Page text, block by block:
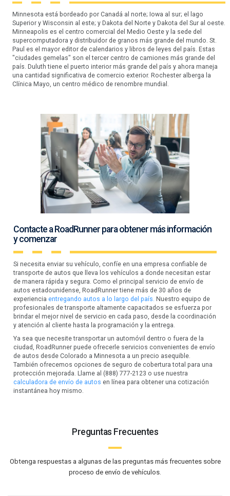
Minnesota está bordeado por Canadá al norte; Iowa al sur; el lago
Superior y Wisconsin al este; y Dakota del Norte y Dakota del Sur al oeste.
Minneapolis es el centro comercial del Medio Oeste y la sede del
supercomputadora y distribuidor de granos más grande del mundo. St.
Paul es el mayor editor de calendarios y libros de leyes del país. Estas
"ciudades gemelas" son el tercer centro de camiones más grande del
país. Duluth tiene el puerto interior más grande del país y ahora maneja
una cantidad significativa de comercio exterior. Rochester alberga la
Clínica Mayo, un centro médico de renombre mundial.
Contacte a RoadRunner para obtener más información
y comenzar
Si necesita enviar su vehículo, confíe en una empresa confiable de
transporte de autos que lleva los vehículos a donde necesitan estar
de manera rápida y segura. Como el principal servicio de envío de
autos estadounidense, RoadRunner tiene más de 30 años de
experienciaentregando autos a lo largo del país. Nuestro equipo de
profesionales de transporte altamente capacitados se esfuerza por
brindar el mejor nivel de servicio en cada paso, desde la coordinación
y atención al cliente hasta la programación y la entrega.
Ya sea que necesite transportar un automóvil dentro o fuera de la
ciudad, RoadRunner puede ofrecerle servicios convenientes de envío
de autos desde Colorado a Minnesota a un precio asequible.
También ofrecemos opciones de seguro de cobertura total para una
protección mejorada. Llame al (888) 777-2123 o use nuestra
calculadora de envío de autos en línea para obtener una cotización
instantánea hoy mismo.
Preguntas Frecuentes
Obtenga respuestas a algunas de las preguntas más frecuentes sobre
proceso de envío de vehículos.